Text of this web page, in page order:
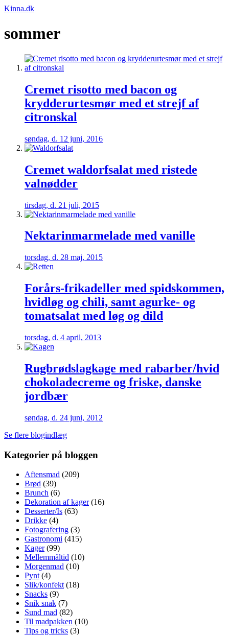
Kinna.dk
sommer
Cremet risotto med bacon og
krydderurtesmør med et strejf af
citronskal
søndag, d. 12 juni, 2016
Cremet waldorfsalat med ristede
valnødder
tirsdag, d. 21 juli, 2015
Nektarinmarmelade med vanille
torsdag, d. 28 maj, 2015
Forårs-frikadeller med spidskommen,
hvidløg og chili, samt agurke- og
tomatsalat med løg og dild
torsdag, d. 4 april, 2013
Rugbrødslagkage med rabarber/hvid
chokoladecreme og friske, danske
jordbær
søndag, d. 24 juni, 2012
Se flere blogindlæg
Kategorier på bloggen
Aftensmad (209)
Brød (39)
Brunch (6)
Dekoration af kager (16)
Desserter/Is (63)
Drikke (4)
Fotografering (3)
Gastronomi (415)
Kager (99)
Mellemmåltid (10)
Morgenmad (10)
Pynt (4)
Slik/konfekt (18)
Snacks (9)
Snik snak (7)
Sund mad (82)
Til madpakken (10)
Tips og tricks (3)